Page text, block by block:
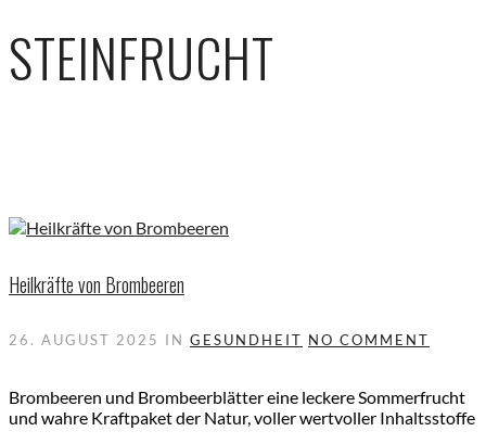
STEINFRUCHT
Heilkräfte von Brombeeren
26. AUGUST 2025 IN GESUNDHEIT NO COMMENT
Brombeeren und Brombeerblätter eine leckere Sommerfrucht
und wahre Kraftpaket der Natur, voller wertvoller Inhaltsstoffe